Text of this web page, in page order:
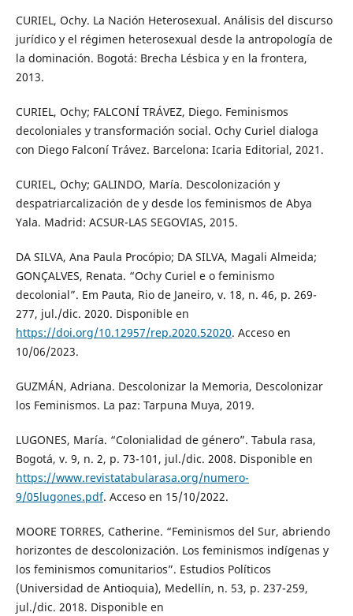
CURIEL, Ochy. La Nación Heterosexual. Análisis del discurso
jurídico y el régimen heterosexual desde la antropología de
la dominación. Bogotá: Brecha Lésbica y en la frontera,
2013.
CURIEL, Ochy; FALCONÍ TRÁVEZ, Diego. Feminismos
decoloniales y transformación social. Ochy Curiel dialoga
con Diego Falconí Trávez. Barcelona: Icaria Editorial, 2021.
CURIEL, Ochy; GALINDO, María. Descolonización y
despatriarcalización de y desde los feminismos de Abya
Yala. Madrid: ACSUR-LAS SEGOVIAS, 2015.
DA SILVA, Ana Paula Procópio; DA SILVA, Magali Almeida;
GONÇALVES, Renata. “Ochy Curiel e o feminismo
decolonial”. Em Pauta, Rio de Janeiro, v. 18, n. 46, p. 269-
277, jul./dic. 2020. Disponible en
https://doi.org/10.12957/rep.2020.52020. Acceso en
10/06/2023.
GUZMÁN, Adriana. Descolonizar la Memoria, Descolonizar
los Feminismos. La paz: Tarpuna Muya, 2019.
LUGONES, María. “Colonialidad de género”. Tabula rasa,
Bogotá, v. 9, n. 2, p. 73-101, jul./dic. 2008. Disponible en
https://www.revistatabularasa.org/numero-
9/05lugones.pdf. Acceso en 15/10/2022.
MOORE TORRES, Catherine. “Feminismos del Sur, abriendo
horizontes de descolonización. Los feminismos indígenas y
los feminismos comunitarios”. Estudios Políticos
(Universidad de Antioquia), Medellín, n. 53, p. 237-259,
jul./dic. 2018. Disponible en